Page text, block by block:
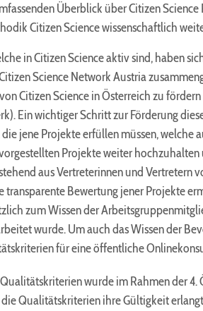
Überblick über Citizen
Citizen Science wissenschaftlich
in Citizen Science aktiv sind, haben
Science Network Austria
Citizen Science in Österreich zu
Ein wichtiger Schritt zur Förderung
jene Projekte erfüllen müssen,
Projekte weiter
aus Vertreterinnen und Vertretern
transparente Bewertung jener Projekte
zum Wissen der
wurde. Um auch das Wissen der
für eine öffentliche
wurde im Rahmen der
Qualitätskriterien ihre Gültigkeit